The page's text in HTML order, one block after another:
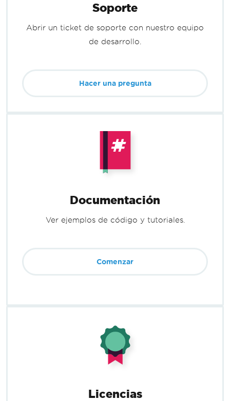
Soporte
Abrir un ticket de soporte con nuestro equipo
de desarrollo.
Hacer una pregunta
Documentación
Ver ejemplos de código y tutoriales.
Comenzar
Licencias